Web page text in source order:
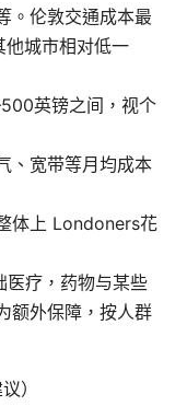
。伦敦交通成本最
他城市相对低一
英镑之间，视个
、宽带等月均成本
体上 Londoners花
医疗，药物与某些
额外保障，按人群
）